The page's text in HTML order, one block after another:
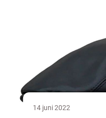
14 juni 2022